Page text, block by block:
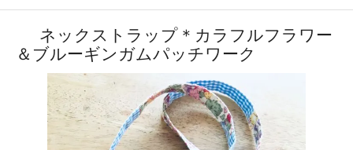
ネックストラップ＊カラフルフラワー
＆ブルーギンガムパッチワーク